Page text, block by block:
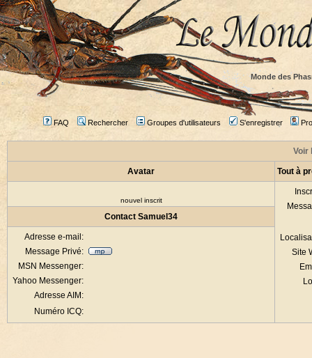
Monde des
FAQ Rechercher Groupes d'utilisateurs S'enregistrer
Voir
Avatar Tout à
nouvel inscrit
Site
Contact Samuel34
Adresse e-mail:
Message Privé:
MSN Messenger:
Yahoo Messenger:
Adresse AIM:
Numéro ICQ: